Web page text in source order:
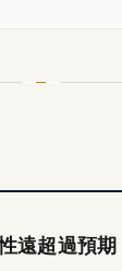
遠超過預期